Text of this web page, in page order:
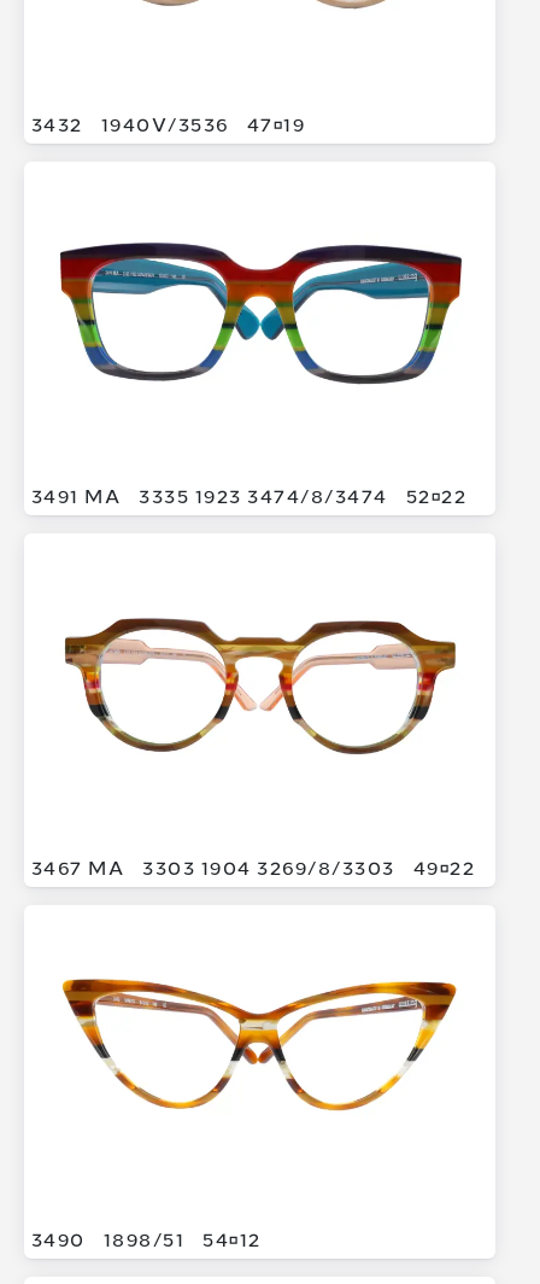
3432 1940V/3536 4719
3491 MA 3335 1923 3474/8/3474 5222
3467 MA 3303 1904 3269/8/3303 4922
3490 1898/51 5412